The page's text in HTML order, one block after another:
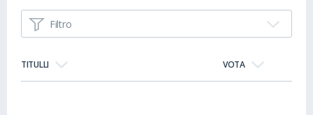
Filtro
TITULLI VOTA